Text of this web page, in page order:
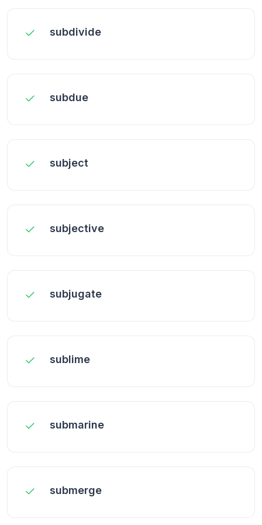
subdivide
subdue
subject
subjective
subjugate
sublime
submarine
submerge